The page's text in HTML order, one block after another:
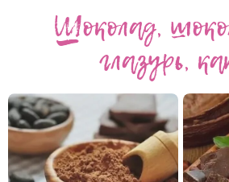
Шоколад,
глазурь,